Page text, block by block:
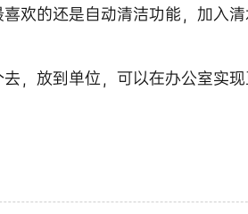
欢的还是自动清洁功能，加入
，放到单位，可以在办公室实现